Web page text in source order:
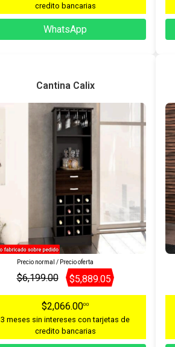
credito bancarias
WhatsApp
Cantina Calix
Precio normal / Precio oferta
$6,199.00 $5,889.05
$2,066.0000
3 meses sin intereses con tarjetas de
credito bancarias